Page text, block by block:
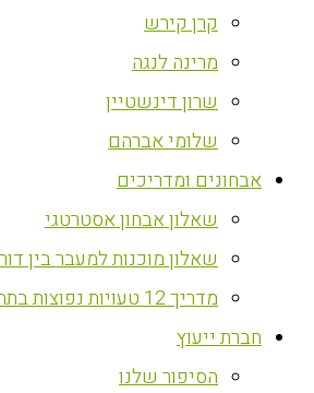
קרן קירש
מרינה לנגה
שרון דינשטיין
שלומי אברהם
אבחונים ומדריכים
שאלון אבחון אסטרטגי
שאלון מוכנות למעבר בין דורי
מדריך 12 טעויות נפוצות בתהליך מעבר בין דורי
חברת ייעוץ
הסיפור שלנו